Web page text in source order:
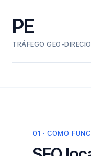
PE
TRÁFEGO GEO-
01 · COMO